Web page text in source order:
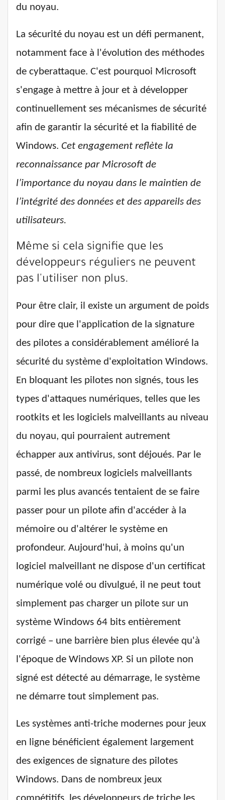
du noyau.
La sécurité du noyau est un défi permanent,
notamment face à l'évolution des méthodes
de cyberattaque. C'est pourquoi Microsoft
s'engage à mettre à jour et à développer
continuellement ses mécanismes de sécurité
afin de garantir la sécurité et la fiabilité de
Windows. Cet engagement reflète la
reconnaissance par Microsoft de
l’importance du noyau dans le maintien de
l’intégrité des données et des appareils des
utilisateurs.
Même si cela signifie que les
développeurs réguliers ne peuvent
pas l'utiliser non plus.
Pour être clair, il existe un argument de poids
pour dire que l'application de la signature
des pilotes a considérablement amélioré la
sécurité du système d'exploitation Windows.
En bloquant les pilotes non signés, tous les
types d'attaques numériques, telles que les
rootkits et les logiciels malveillants au niveau
du noyau, qui pourraient autrement
échapper aux antivirus, sont déjoués. Par le
passé, de nombreux logiciels malveillants
parmi les plus avancés tentaient de se faire
passer pour un pilote afin d'accéder à la
mémoire ou d'altérer le système en
profondeur. Aujourd'hui, à moins qu'un
logiciel malveillant ne dispose d'un certificat
numérique volé ou divulgué, il ne peut tout
simplement pas charger un pilote sur un
système Windows 64 bits entièrement
corrigé – une barrière bien plus élevée qu'à
l'époque de Windows XP. Si un pilote non
signé est détecté au démarrage, le système
ne démarre tout simplement pas.
Les systèmes anti-triche modernes pour jeux
en ligne bénéficient également largement
des exigences de signature des pilotes
Windows. Dans de nombreux jeux